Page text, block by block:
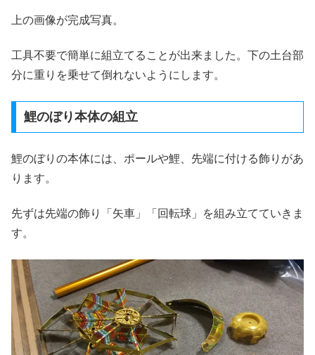
上の画像が完成写真。
工具不要で簡単に組立てることが出来ました。下の土台部
分に重りを乗せて倒れないようにします。
鯉のぼり本体の組立
鯉のぼりの本体には、ポールや鯉、先端に付ける飾りがあ
ります。
先ずは先端の飾り「矢車」「回転球」を組み立てていきま
す。